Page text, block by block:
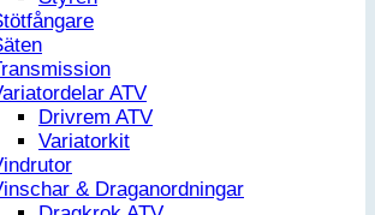
ATV
Drivrem ATV
Variatorkit
& Draganordningar